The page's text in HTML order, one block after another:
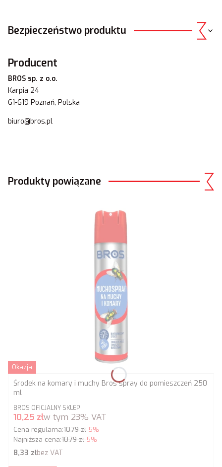
Bezpieczeństwo produktu
Producent
BROS sp. z o.o.
Karpia 24
61-619 Poznań, Polska
biuro@bros.pl
Produkty powiązane
Okazja
Środek na komary i muchy Bros spray do pomieszczeń 250
ml
PRODUCENT
BROS OFICJALNY SKLEP
Cena promocyjna brutto
10,25 złw tym 23% VAT
Cena regularna:10,79 zł-5%
Najniższa cena:10,79 zł-5%
Cena netto
8,33 złbez VAT